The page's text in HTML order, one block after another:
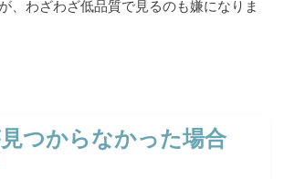
、わざわざ低品質で見るのも嫌になりま
つからなかった場合